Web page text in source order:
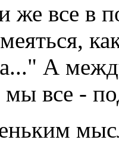
же все в
А
мы все -